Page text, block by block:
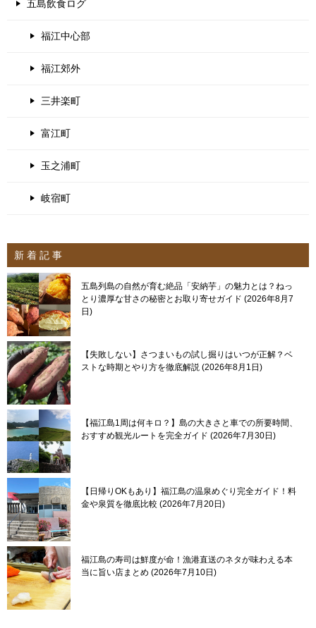
五島飲食ログ
福江中心部
福江郊外
三井楽町
富江町
玉之浦町
岐宿町
新 着 記 事
五島列島の自然が育む絶品「安納芋」の魅力とは？ねっ
とり濃厚な甘さの秘密とお取り寄せガイド 2026年8月7
日
【失敗しない】さつまいもの試し掘りはいつが正解？ベ
ストな時期とやり方を徹底解説 2026年8月1日
【福江島1周は何キロ？】島の大きさと車での所要時間、
おすすめ観光ルートを完全ガイド 2026年7月30日
【日帰りOKもあり】福江島の温泉めぐり完全ガイド！料
金や泉質を徹底比較 2026年7月20日
福江島の寿司は鮮度が命！漁港直送のネタが味わえる本
当に旨い店まとめ 2026年7月10日